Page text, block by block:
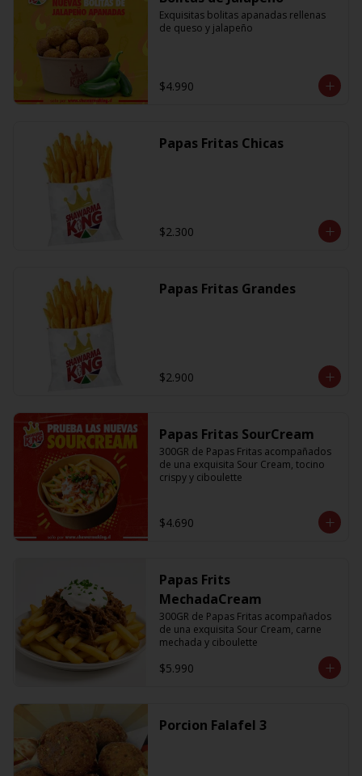
Exquisitas bolitas apanadas rellenas
de queso y jalapeño
$4.990
Papas Fritas Chicas
$2.300
Papas Fritas Grandes
$2.900
Papas Fritas SourCream
300GR de Papas Fritas acompañados
de una exquisita Sour Cream, tocino
crispy y ciboulette
$4.690
Papas Frits
MechadaCream
300GR de Papas Fritas acompañados
de una exquisita Sour Cream, carne
mechada y ciboulette
$5.990
Porcion Falafel 3